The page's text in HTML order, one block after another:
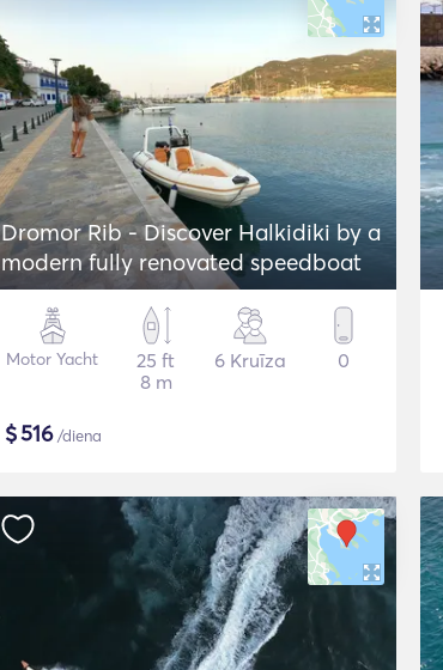
Dromor Rib - Discover Halkidiki by a
modern fully renovated speedboat
Motor Yacht
25 ft
8 m
6 Kruīza 0
$516/diena